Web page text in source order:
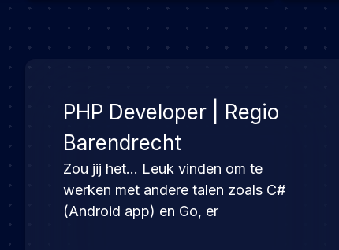
PHP Developer | Regio
Barendrecht
Zou jij het… Leuk vinden om te
werken met andere talen zoals C#
(Android app) en Go, er